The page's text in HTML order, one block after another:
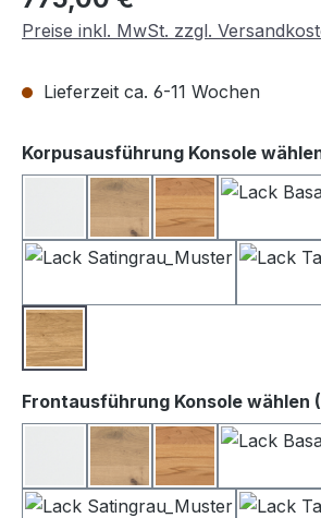
Preise inkl. MwSt. zzgl.
Lieferzeit ca. 6-11 Wochen
Korpusausführung Konsole
BalkeneicheKernbuche
Wildeiche
Frontausführung Konsole wählen
BalkeneicheKernbuche